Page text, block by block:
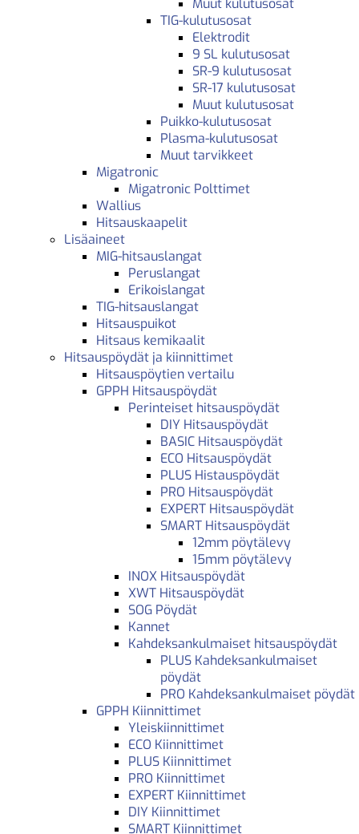
Muut kulutusosat
TIG-kulutusosat
Elektrodit
9 SL kulutusosat
SR-9 kulutusosat
SR-17 kulutusosat
Muut kulutusosat
Puikko-kulutusosat
Plasma-kulutusosat
Muut tarvikkeet
Migatronic
Migatronic Polttimet
Wallius
Hitsauskaapelit
Lisäaineet
MIG-hitsauslangat
Peruslangat
Erikoislangat
TIG-hitsauslangat
Hitsauspuikot
Hitsaus kemikaalit
Hitsauspöydät ja kiinnittimet
Hitsauspöytien vertailu
GPPH Hitsauspöydät
Perinteiset hitsauspöydät
DIY Hitsauspöydät
BASIC Hitsauspöydät
ECO Hitsauspöydät
PLUS Histauspöydät
PRO Hitsauspöydät
EXPERT Hitsauspöydät
SMART Hitsauspöydät
12mm pöytälevy
15mm pöytälevy
INOX Hitsauspöydät
XWT Hitsauspöydät
SOG Pöydät
Kannet
Kahdeksankulmaiset hitsauspöydät
PLUS Kahdeksankulmaiset
pöydät
PRO Kahdeksankulmaiset pöydät
GPPH Kiinnittimet
Yleiskiinnittimet
ECO Kiinnittimet
PLUS Kiinnittimet
PRO Kiinnittimet
EXPERT Kiinnittimet
DIY Kiinnittimet
SMART Kiinnittimet